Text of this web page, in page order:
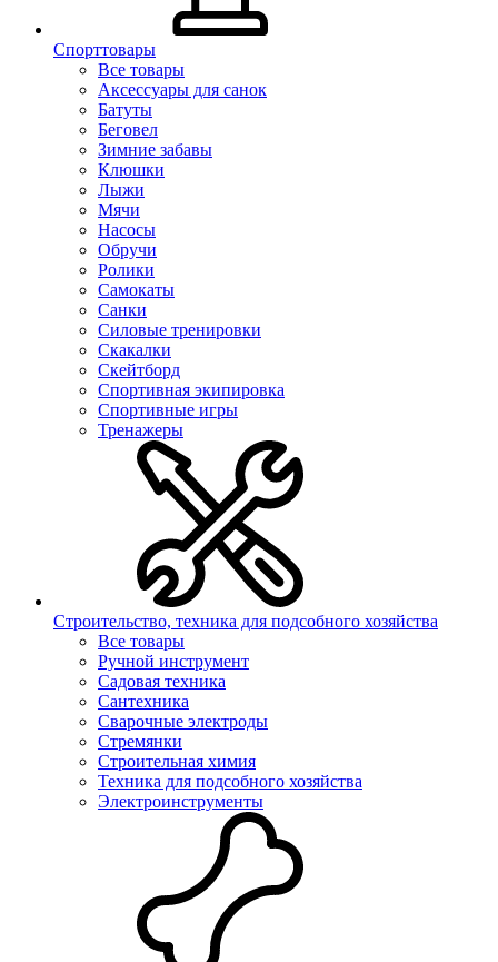
Спорттовары
Все товары
Аксессуары для санок
Батуты
Беговел
Зимние забавы
Клюшки
Лыжи
Мячи
Насосы
Обручи
Ролики
Самокаты
Санки
Силовые тренировки
Скакалки
Скейтборд
Спортивная экипировка
Спортивные игры
Тренажеры
Строительство, техника для подсобного хозяйства
Все товары
Ручной инструмент
Садовая техника
Сантехника
Сварочные электроды
Стремянки
Строительная химия
Техника для подсобного хозяйства
Электроинструменты